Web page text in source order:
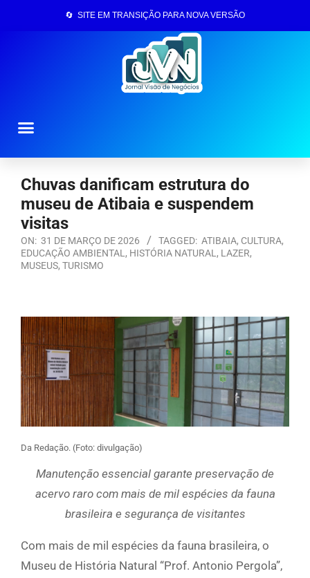
🔄 SITE EM TRANSIÇÃO PARA NOVA VERSÃO
Chuvas danificam estrutura do
museu de Atibaia e suspendem
visitas
ON: 31 DE MARÇO DE 2026 TAGGED: ATIBAIA, CULTURA,
EDUCAÇÃO AMBIENTAL , HISTÓRIA NATURAL , LAZER,
MUSEUS, TURISMO
Da Redação. (Foto: divulgação)
Manutenção essencial garante preservação de
acervo raro com mais de mil espécies da fauna
brasileira e segurança de visitantes
Com mais de mil espécies da fauna brasileira, o
Museu de História Natural “Prof. Antonio Pergola”,